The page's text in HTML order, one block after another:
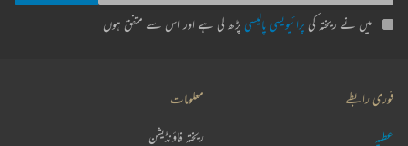
میں نے ریختہ کی پرائیویسی پالیسی پڑھ لی ہے اور اس سے متفق ہوں
فوری رابطے
عطیہ
معلومات
ریختہ فاؤنڈیشن